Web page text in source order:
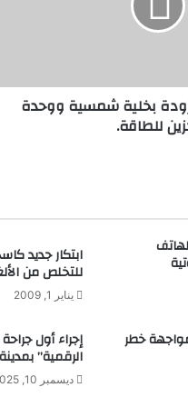
بخلية شمسية ووحدة
للطاقة.
ابتكار جديد
للتخلص من
يناير 1, 2009
خطر إجراء أول
الرقمية”
ديسمبر 10, 2025